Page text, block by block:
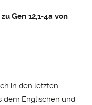
Gen 12,1-4a von
in den letzten
dem Englischen und